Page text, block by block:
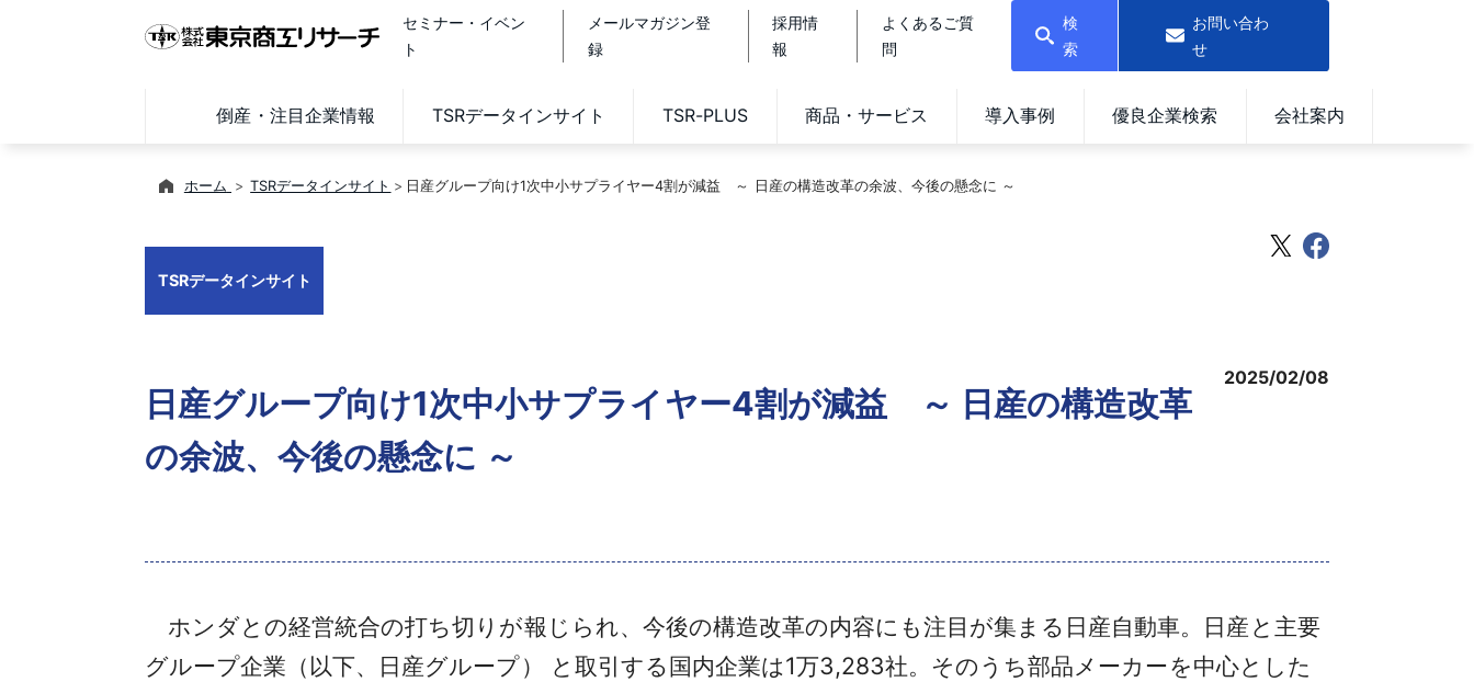
セミナー・イベン
ト
メールマガジン登
録
採用情
報
よくあるご質
問
検
索
お問い合わ
せ
倒産・注目企業情報 TSRデータインサイト TSR-PLUS 商品・サービス 導入事例 優良企業検索 会社案内
ホーム TSRデータインサイト 日産グループ向け1次中小サプライヤー4割が減益 ～ 日産の構造改革の余波、今後の懸念に ～
TSRデータインサイト
日産グループ向け1次中小サプライヤー4割が減益 ～ 日産の構造改革
の余波、今後の懸念に ～
2025/02/08
ホンダとの経営統合の打ち切りが報じられ、今後の構造改革の内容にも注目が集まる日産自動車。日産と主要
グループ企業（以下、日産グループ） と取引する国内企業は1万3,283社。そのうち部品メーカーを中心とした